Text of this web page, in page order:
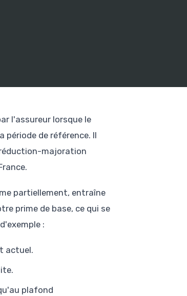
l'assureur lorsque le
période de référence. Il
majoration
partiellement, entraîne
prime de base, ce qui se
:
actuel.
plafond